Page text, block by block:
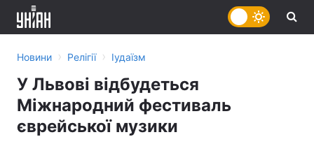
Новини › Релігії › Іудаїзм
У Львові відбудеться
Міжнародний фестиваль
єврейської музики